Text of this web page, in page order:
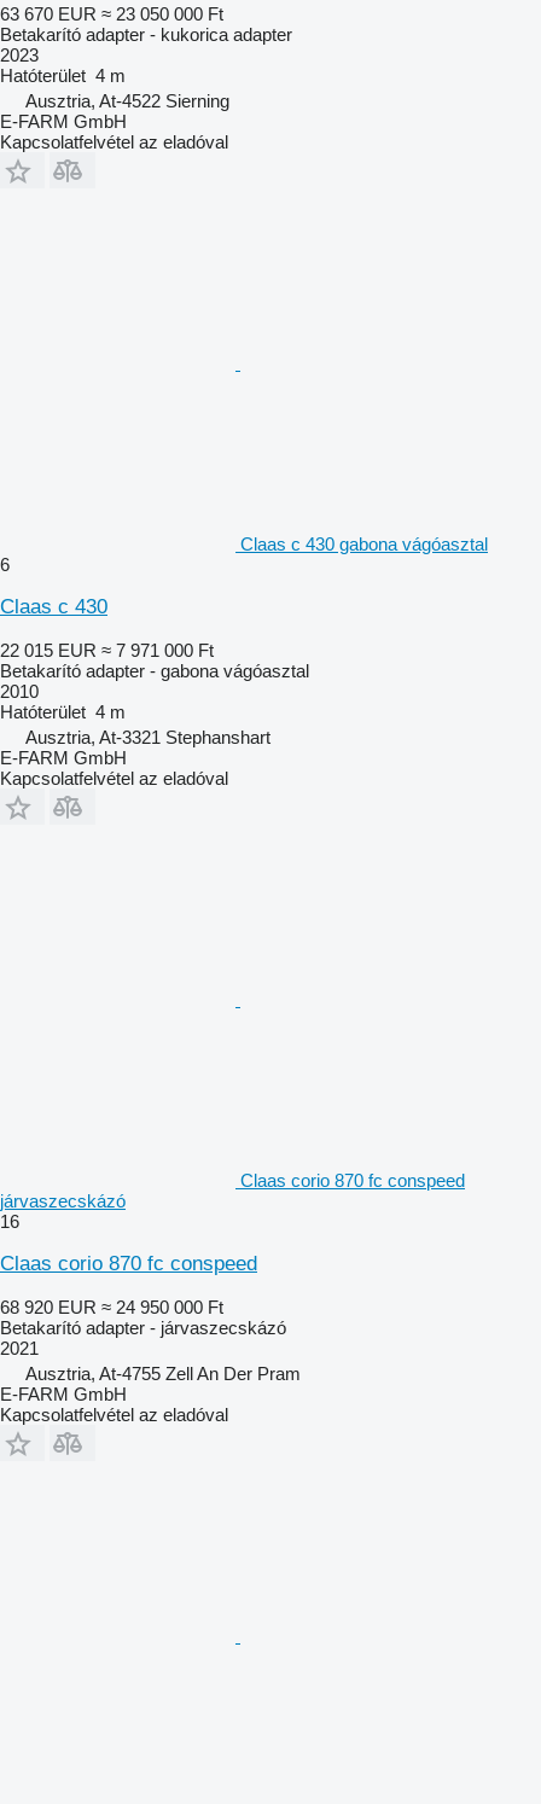
63 670 EUR ≈ 23 050 000 Ft
Betakarító adapter - kukorica adapter
2023
Hatóterület 4 m
Ausztria, At-4522 Sierning
E-FARM GmbH
Kapcsolatfelvétel az eladóval
Claas c 430 gabona vágóasztal
6
Claas c 430
22 015 EUR ≈ 7 971 000 Ft
Betakarító adapter - gabona vágóasztal
2010
Hatóterület 4 m
Ausztria, At-3321 Stephanshart
E-FARM GmbH
Kapcsolatfelvétel az eladóval
Claas corio 870 fc conspeed
járvaszecskázó
16
Claas corio 870 fc conspeed
68 920 EUR ≈ 24 950 000 Ft
Betakarító adapter - járvaszecskázó
2021
Ausztria, At-4755 Zell An Der Pram
E-FARM GmbH
Kapcsolatfelvétel az eladóval